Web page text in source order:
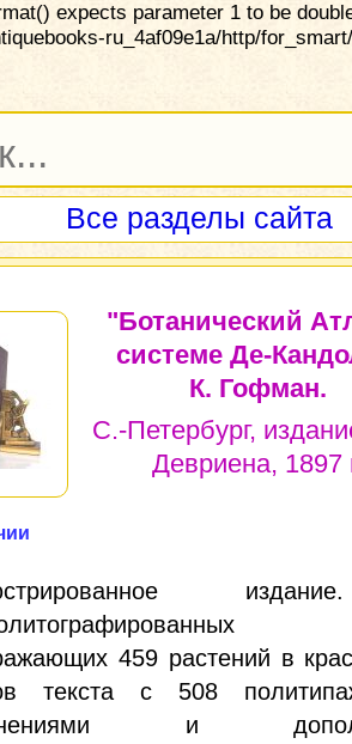
expects parameter 1 to be
ru_4af09e1a/http/
Все разделы сайта
"Ботанический
системе Де-
К. Гофман.
С.-Петербург,
Девриена, 1897
459 растений в
текста с 508
и